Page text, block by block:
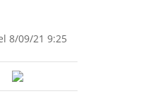
8/09/21 9:25